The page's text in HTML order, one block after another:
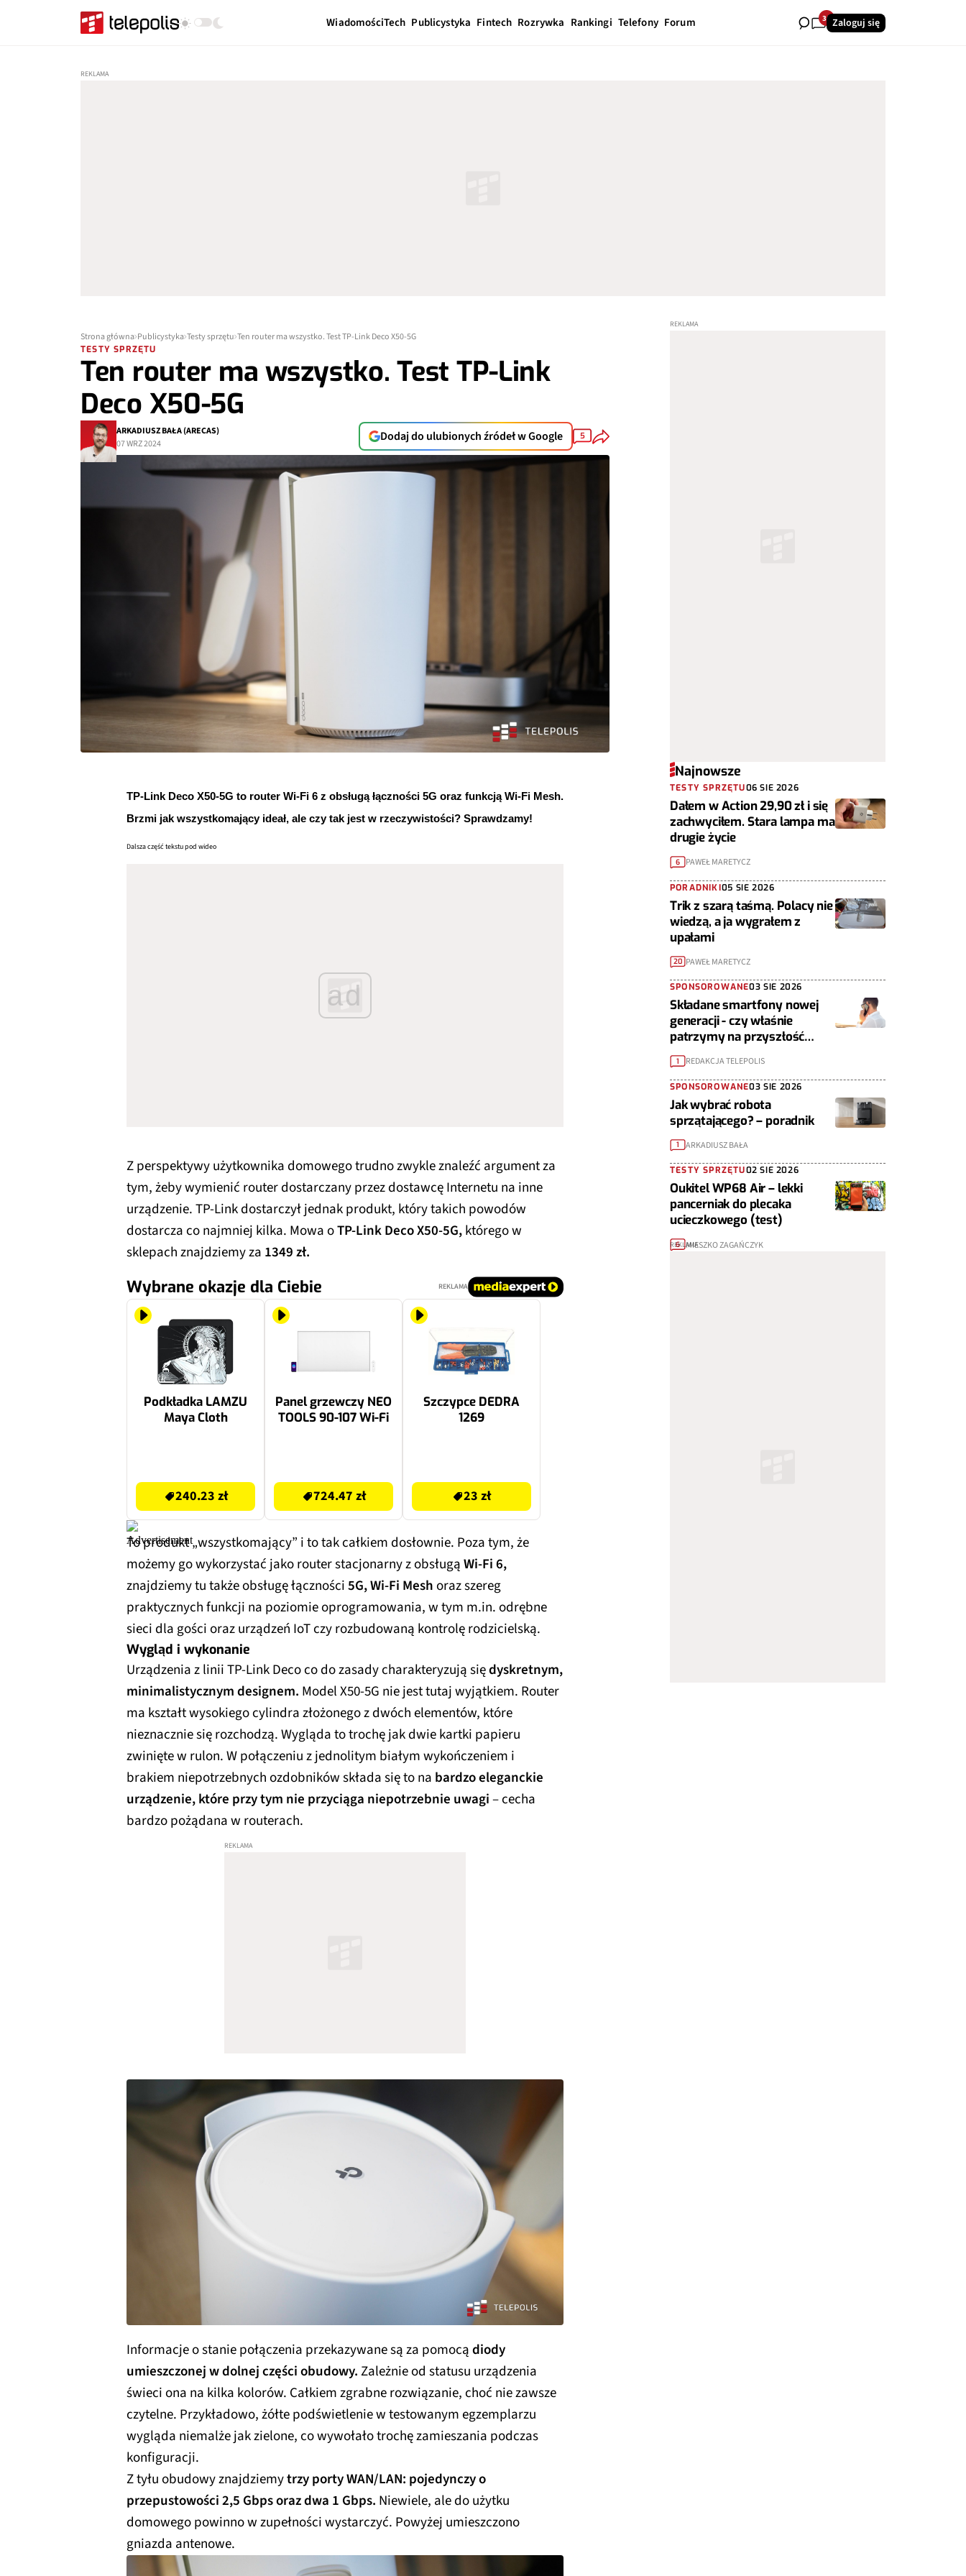
WiadomościTech Publicystyka Fintech Rozrywka Rankingi Telefony Forum 36Zaloguj się
Strona główna Publicystyka Testy sprzętu Ten router ma wszystko. Test TP-Link Deco X50-5G
TESTY SPRZĘTU
Ten router ma wszystko. Test TP-Link
Deco X50-5G
ARKADIUSZ BAŁA (ARECAS)
07 WRZ 2024
Dodaj do ulubionych źródeł w Google 5
TP-Link Deco X50-5G to router Wi-Fi 6 z obsługą łączności 5G oraz funkcją Wi-Fi Mesh.
Brzmi jak wszystkomający ideał, ale czy tak jest w rzeczywistości? Sprawdzamy!
Dalsza część tekstu pod wideo
ad
Z perspektywy użytkownika domowego trudno zwykle znaleźć argument za
tym, żeby wymienić router dostarczany przez dostawcę Internetu na inne
urządzenie. TP-Link dostarczył jednak produkt, który takich powodów
dostarcza co najmniej kilka. Mowa oTP-Link Deco X50-5G,którego w
sklepach znajdziemy za 1349 zł.
Wybrane okazje dla Ciebie REKLAMA
Podkładka LAMZU
Maya Cloth
240.23 zł
Panel grzewczy NEO
TOOLS 90-107 Wi‑Fi
724.47 zł
Szczypce DEDRA
1269
23 zł
To produkt „wszystkomający” i to tak całkiem dosłownie. Poza tym, że
możemy go wykorzystać jako router stacjonarny z obsługąWi-Fi 6,
znajdziemy tu także obsługę łączności5G, Wi-Fi Meshoraz szereg
praktycznych funkcji na poziomie oprogramowania, w tym m.in. odrębne
sieci dla gości oraz urządzeń IoT czy rozbudowaną kontrolę rodzicielską.
Wygląd i wykonanie
Urządzenia z linii TP-Link Deco co do zasady charakteryzują siędyskretnym,
minimalistycznym designem. Model X50-5G nie jest tutaj wyjątkiem. Router
ma kształt wysokiego cylindra złożonego z dwóch elementów, które
nieznacznie się rozchodzą. Wygląda to trochę jak dwie kartki papieru
zwinięte w rulon. W połączeniu z jednolitym białym wykończeniem i
brakiem niepotrzebnych ozdobników składa się to na bardzo eleganckie
urządzenie, które przy tym nie przyciąga niepotrzebnie uwagi– cecha
bardzo pożądana w routerach.
Informacje o stanie połączenia przekazywane są za pomocądiody
umieszczonej w dolnej części obudowy.Zależnie od statusu urządzenia
świeci ona na kilka kolorów. Całkiem zgrabne rozwiązanie, choć nie zawsze
czytelne. Przykładowo, żółte podświetlenie w testowanym egzemplarzu
wygląda niemalże jak zielone, co wywołało trochę zamieszania podczas
konfiguracji.
Z tyłu obudowy znajdziemytrzy porty WAN/LAN: pojedynczy o
przepustowości 2,5 Gbps oraz dwa 1 Gbps. Niewiele, ale do użytku
domowego powinno w zupełności wystarczyć. Powyżej umieszczono
gniazda antenowe.
Najnowsze
TESTY SPRZĘTU06 SIE 2026
Dałem w Action 29,90 zł i się
zachwyciłem. Stara lampa ma
drugie życie
6 PAWEŁ MARETYCZ
PORADNIKI05 SIE 2026
Trik z szarą taśmą. Polacy nie
wiedzą, a ja wygrałem z
upałami
20 PAWEŁ MARETYCZ
SPONSOROWANE03 SIE 2026
Składane smartfony nowej
generacji - czy właśnie
patrzymy na przyszłość
urządzeń mobilnych?
1 REDAKCJA TELEPOLIS
SPONSOROWANE03 SIE 2026
Jak wybrać robota
sprzątającego? – poradnik
1 ARKADIUSZ BAŁA
TESTY SPRZĘTU02 SIE 2026
Oukitel WP68 Air – lekki
pancerniak do plecaka
ucieczkowego (test)
6 MIESZKO ZAGAŃCZYK